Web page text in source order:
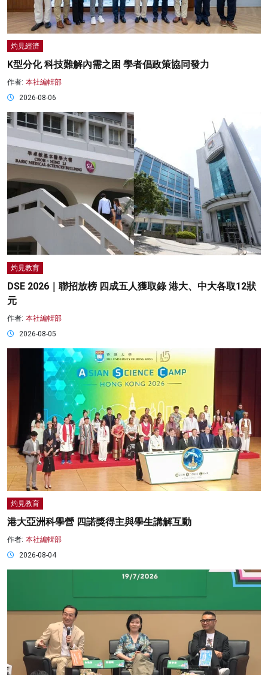
灼見經濟
K型分化 科技難解內需之困 學者倡政策協同發力
作者: 本社編輯部
2026-08-06
灼見教育
DSE 2026｜聯招放榜 四成五人獲取錄 港大、中大各取12狀
元
作者: 本社編輯部
2026-08-05
灼見教育
港大亞洲科學營 四諾獎得主與學生講解互動
作者: 本社編輯部
2026-08-04